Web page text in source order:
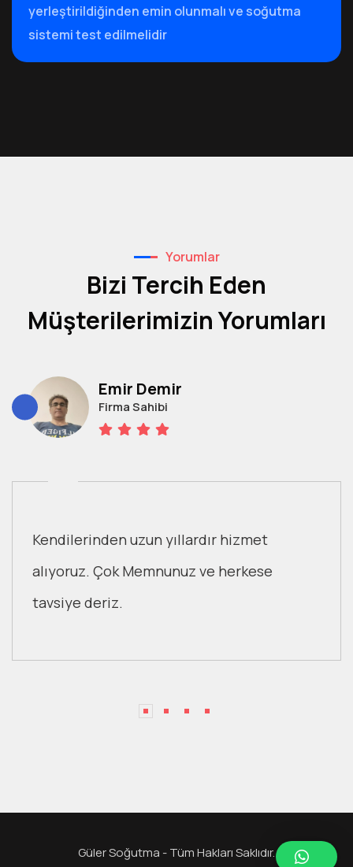
yerleştirildiğinden emin olunmalı ve soğutma
sistemi test edilmelidir
Yorumlar
Bizi Tercih Eden
Müşterilerimizin Yorumları
Emir Demir
Firma Sahibi
Kendilerinden uzun yıllardır hizmet
alıyoruz. Çok Memnunuz ve herkese
tavsiye deriz.
Güler Soğutma - Tüm Hakları Saklıdır.